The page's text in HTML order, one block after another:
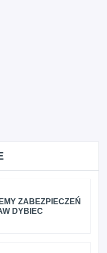
ZABEZPIECZEŃ
DYBIEC